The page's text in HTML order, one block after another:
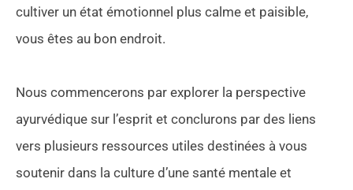
cultiver un état émotionnel plus calme et paisible,
vous êtes au bon endroit.
Nous commencerons par explorer la perspective
ayurvédique sur l’esprit et conclurons par des liens
vers plusieurs ressources utiles destinées à vous
soutenir dans la culture d’une santé mentale et